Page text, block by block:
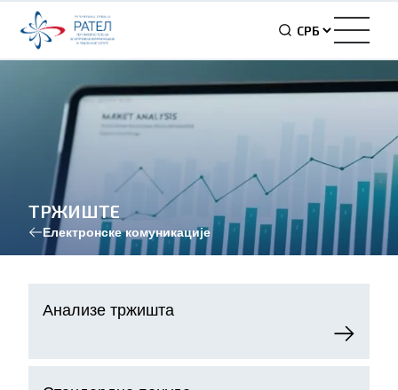
ТРЖИШТЕ
Електронске комуникације
Aнализе тржишта